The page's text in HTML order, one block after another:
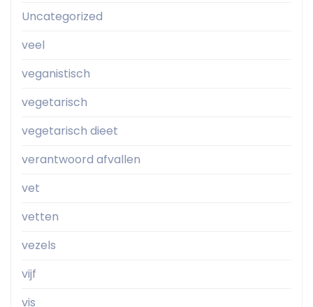
Uncategorized
veel
veganistisch
vegetarisch
vegetarisch dieet
verantwoord afvallen
vet
vetten
vezels
vijf
vis